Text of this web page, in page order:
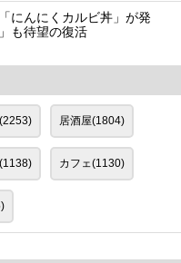
にんにくカルビ丼」が発
も待望の復活
居酒屋(1804)
カフェ(1130)